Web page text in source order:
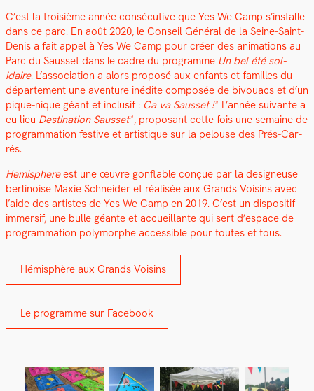
C’est la troisième année con­séc­u­tive que Yes We Camp s’installe
dans ce parc. En août 2020, le Con­seil Général de la Seine-Saint-
Denis a fait appel à Yes We Camp pour créer des ani­ma­tions au
Parc du Saus­set dans le cadre du pro­gramme Un bel été sol­
idaire. L’association a alors pro­posé aux enfants et familles du
départe­ment une aven­ture inédite com­posée de bivouacs et d’un
pique-nique géant et inclusif : Ca va Saus­set ! L’année suiv­ante a
eu lieu Des­ti­na­tion Saus­set , pro­posant cette fois une semaine de
pro­gram­ma­tion fes­tive et artis­tique sur la pelouse des Prés-Car­
rés.
Hemi­sphereest une œuvre gon­flable conçue par la designeuse
berli­noise Max­ie Schnei­der et réal­isée aux Grands Voisins avec
l’aide des artistes de Yes We Camp en 2019. C’est un dis­posi­tif
immer­sif, une bulle géante et accueil­lante qui sert d’espace de
pro­gram­ma­tion poly­mor­phe acces­si­ble pour toutes et tous.
Hémis­phère aux Grands Voisins
Le pro­gramme sur Face­book